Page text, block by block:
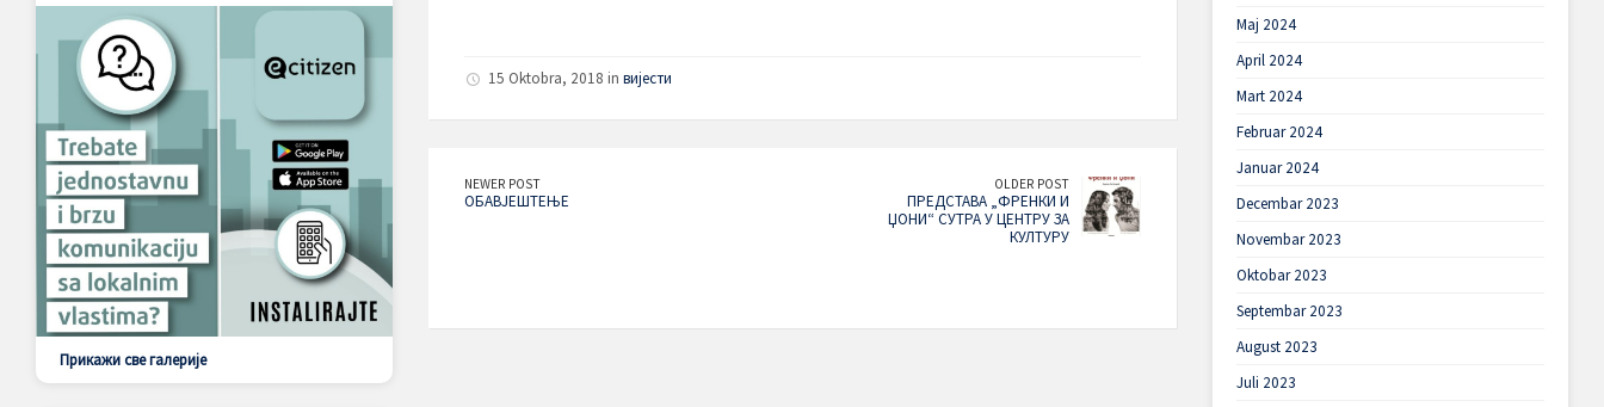
15 Oktobra, 2018 in вијести
NEWER POST
ОБАВЈЕШТЕЊЕ
OLDER POST
ПРЕДСТАВА „ФРЕНКИ И
ЏОНИ“ СУТРА У ЦЕНТРУ ЗА
КУЛТУРУ
Прикажи све галерије
Maj 2024
April 2024
Mart 2024
Februar 2024
Januar 2024
Decembar 2023
Novembar 2023
Oktobar 2023
Septembar 2023
August 2023
Juli 2023